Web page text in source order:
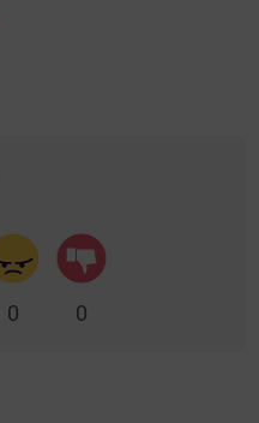
0 0